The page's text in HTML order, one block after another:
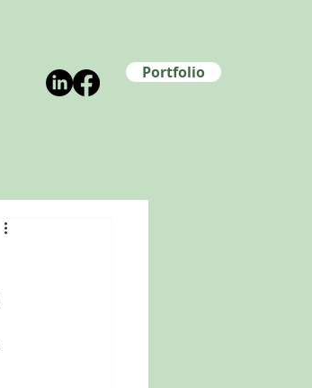
Portfolio